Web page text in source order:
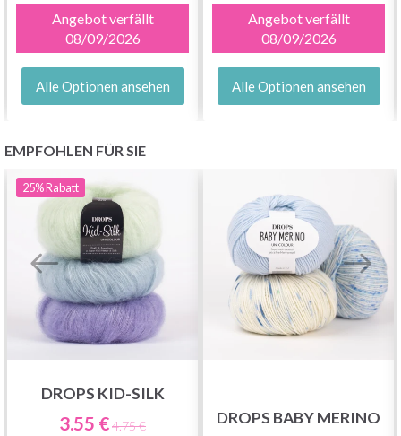
Angebot verfällt
08/09/2026
Alle Optionen ansehen
Angebot verfällt
08/09/2026
Alle Optionen ansehen
EMPFOHLEN FÜR SIE
25%Rabatt
DROPS KID-SILK
3.55 €4.75 € DROPS BABY MERINO